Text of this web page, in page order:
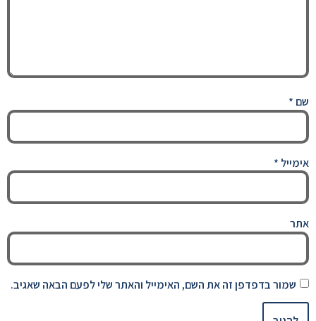
שם *
אימייל *
אתר
שמור בדפדפן זה את השם, האימייל והאתר שלי לפעם הבאה שאגיב.